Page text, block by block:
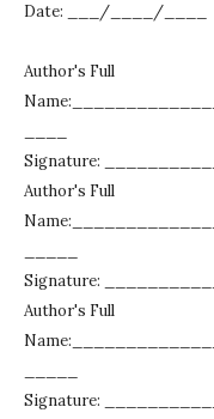
Date: ___/____/____
Author's Full
Signature:
Author's Full
Signature:
Author's Full
Signature: